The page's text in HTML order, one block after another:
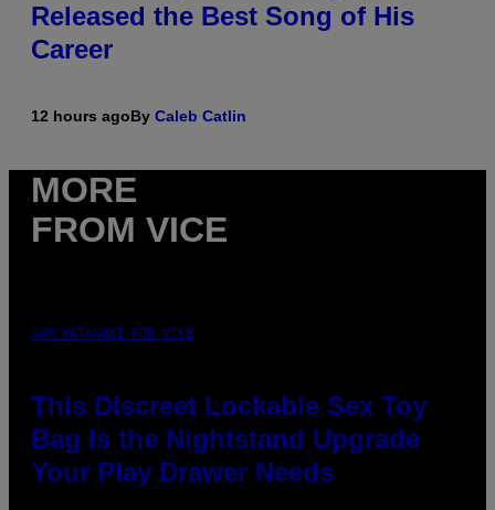
Released the Best Song of His
Career
12 hours agoBy Caleb Catlin
MORE
FROM VICE
SAM WATANUKI FOR VICE
This Discreet Lockable Sex Toy
Bag Is the Nightstand Upgrade
Your Play Drawer Needs